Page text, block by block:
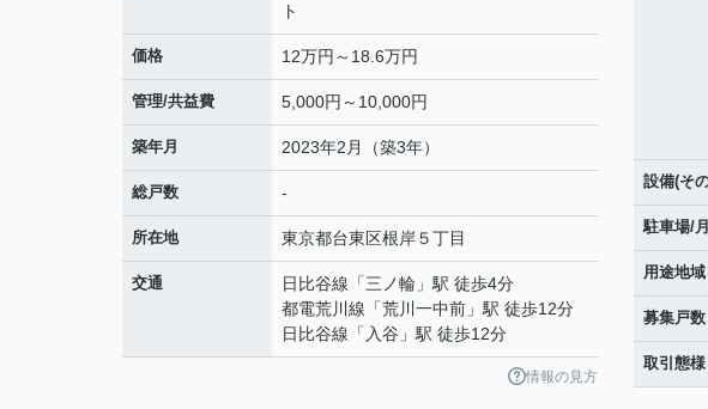
ト
価格 12万円～18.6万円
管理/共益費 5,000円～10,000円
築年月 2023年2月（築3年）
総戸数 -
所在地 東京都台東区根岸５丁目
交通 日比谷線 「三ノ輪 」駅 徒歩4分
都電荒川線 「荒川一中前 」駅 徒歩12分
日比谷線 「 入谷 」駅 徒歩12分
情報の見方
設備(そ
駐車場/
用途地域
募集戸
取引態様